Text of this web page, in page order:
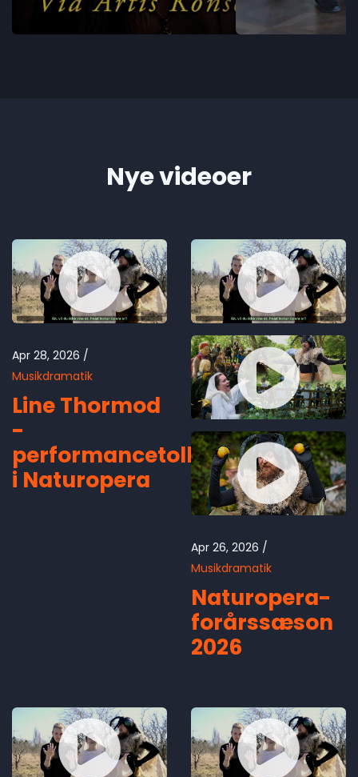
Nye videoer
Apr 28, 2026
Musikdramatik
Line Thormod
-
performancetolk
i Naturopera
Apr 26, 2026
Musikdramatik
Naturopera-
forårssæson
2026